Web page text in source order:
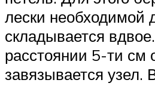
лески необходимой
складывается
расстоянии 5-ти см
завязывается узел.